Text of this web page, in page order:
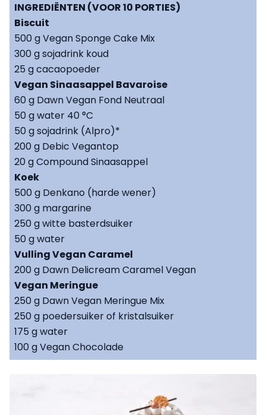
INGREDIËNTEN (VOOR 10 PORTIES)
Biscuit
500 g Vegan Sponge Cake Mix
300 g sojadrink koud
25 g cacaopoeder
Vegan Sinaasappel Bavaroise
60 g Dawn Vegan Fond Neutraal
50 g water 40 °C
50 g sojadrink (Alpro)*
200 g Debic Vegantop
20 g Compound Sinaasappel
Koek
500 g Denkano (harde wener)
300 g margarine
250 g witte basterdsuiker
50 g water
Vulling Vegan Caramel
200 g Dawn Delicream Caramel Vegan
Vegan Meringue
250 g Dawn Vegan Meringue Mix
250 g poedersuiker of kristalsuiker
175 g water
100 g Vegan Chocolade